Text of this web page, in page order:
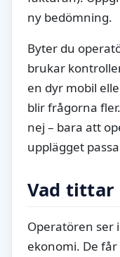
ny bedömning.
Byter du
brukar
en dyr mobil
blir frågorna
nej – bara att
upplägget
Vad tittar
Operatören ser
ekonomi. De